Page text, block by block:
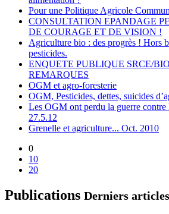
Pour une Politique Agricole
CONSULTATION EPANDAGE
DE COURAGE ET DE VISION !
Agriculture bio : des progrès ! Hors
pesticides.
ENQUETE PUBLIQUE SRCE/
REMARQUES
OGM et agro-foresterie
OGM, Pesticides, dettes, suicides
Les OGM ont perdu la guerre contre
27.5.12
Grenelle et agriculture... Oct. 2010
0
10
20
Publications Derniers